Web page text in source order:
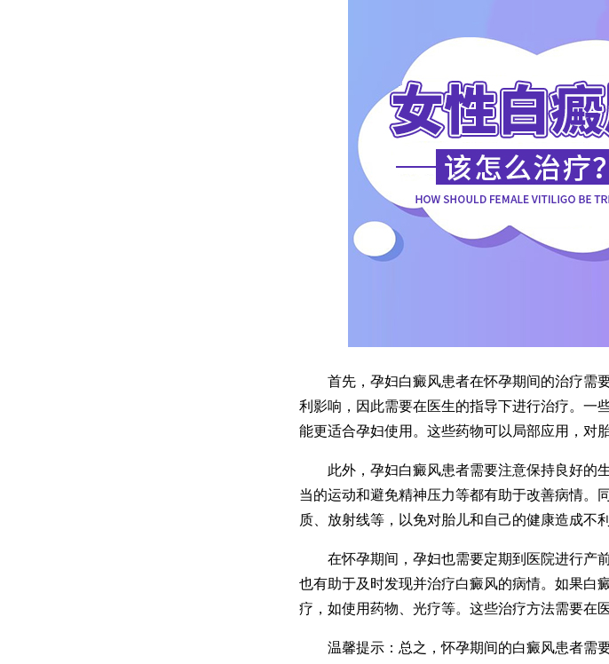
首先，孕妇白癜风患者在怀孕期间的治疗需
利影响，因此需要在医生的指导下进行治疗。一
能更适合孕妇使用。这些药物可以局部应用，对
此外，孕妇白癜风患者需要注意保持良好的
当的运动和避免精神压力等都有助于改善病情。
质、放射线等，以免对胎儿和自己的健康造成不利
在怀孕期间，孕妇也需要定期到医院进行产前
也有助于及时发现并治疗白癜风的病情。如果白
疗，如使用药物、光疗等。这些治疗方法需要在
温馨提示：总之，怀孕期间的白癜风患者需